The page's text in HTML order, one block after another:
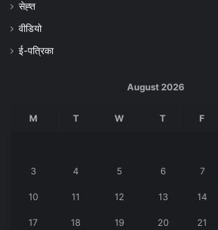
सेह्त
वीडियो
ई-पत्रिका
August 2026
M T W T F
3 4 5 6 7
10 11 12 13 14
17 18 19 20 21